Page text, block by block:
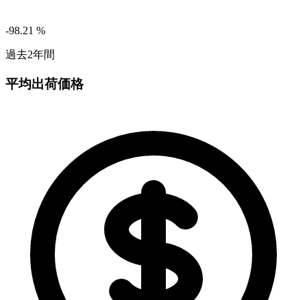
-98.21 %
過去2年間
平均出荷価格